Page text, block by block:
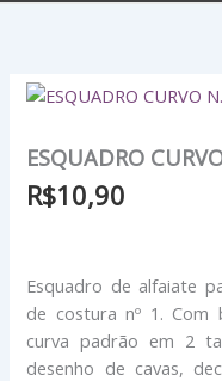
ESQUADRO
R$10,90
Esquadro de alfaiate
de costura nº 1.
curva padrão em 2
desenho de cavas,
ESQUADRO
quantidade